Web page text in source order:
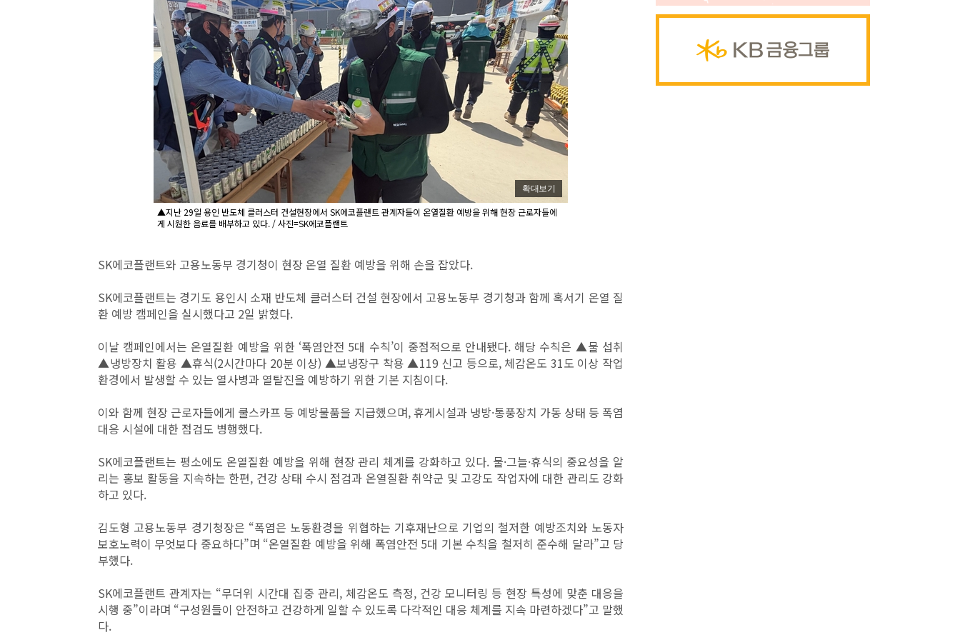
확대보기
▲지난 29일 용인 반도체 클러스터 건설현장에서 SK에코플랜트 관계자들이 온열질환 예방을 위해 현장 근로자들에
게 시원한 음료를 배부하고 있다. / 사진=SK에코플랜트
SK에코플랜트와 고용노동부 경기청이 현장 온열 질환 예방을 위해 손을 잡았다.
SK에코플랜트는 경기도 용인시 소재 반도체 클러스터 건설 현장에서 고용노동부 경기청과 함께 혹서기 온열 질
환 예방 캠페인을 실시했다고 2일 밝혔다.
이날 캠페인에서는 온열질환 예방을 위한 ‘폭염안전 5대 수칙’이 중점적으로 안내됐다. 해당 수칙은 ▲물 섭취
▲냉방장치 활용 ▲휴식(2시간마다 20분 이상) ▲보냉장구 착용 ▲119 신고 등으로, 체감온도 31도 이상 작업
환경에서 발생할 수 있는 열사병과 열탈진을 예방하기 위한 기본 지침이다.
이와 함께 현장 근로자들에게 쿨스카프 등 예방물품을 지급했으며, 휴게시설과 냉방·통풍장치 가동 상태 등 폭염
대응 시설에 대한 점검도 병행했다.
SK에코플랜트는 평소에도 온열질환 예방을 위해 현장 관리 체계를 강화하고 있다. 물·그늘·휴식의 중요성을 알
리는 홍보 활동을 지속하는 한편, 건강 상태 수시 점검과 온열질환 취약군 및 고강도 작업자에 대한 관리도 강화
하고 있다.
김도형 고용노동부 경기청장은 “폭염은 노동환경을 위협하는 기후재난으로 기업의 철저한 예방조치와 노동자
보호노력이 무엇보다 중요하다”며 “온열질환 예방을 위해 폭염안전 5대 기본 수칙을 철저히 준수해 달라”고 당
부했다.
SK에코플랜트 관계자는 “무더위 시간대 집중 관리, 체감온도 측정, 건강 모니터링 등 현장 특성에 맞춘 대응을
시행 중”이라며 “구성원들이 안전하고 건강하게 일할 수 있도록 다각적인 대응 체계를 지속 마련하겠다”고 말했
다.